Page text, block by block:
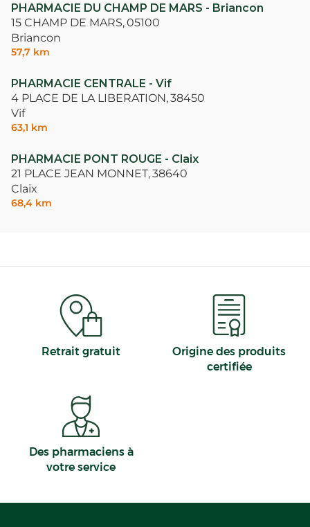
PHARMACIE DU CHAMP DE MARS - Briancon
15 CHAMP DE MARS,05100
Briancon
57,7 km
PHARMACIE CENTRALE - Vif
4 PLACE DE LA LIBERATION,38450
Vif
63,1 km
PHARMACIE PONT ROUGE - Claix
21 PLACE JEAN MONNET,38640
Claix
68,4 km
Retrait gratuit
Origine des produits
certifiée
Des pharmaciens à
votre service